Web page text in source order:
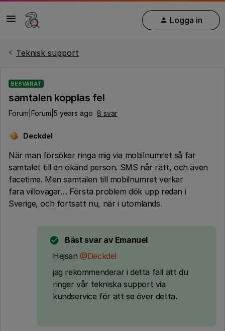
Logga in
Teknisk support
BESVARAT
samtalen kopplas fel
Forum|Forum|5 years ago 8 svar
D Deckdel
När man försöker ringa mig via mobilnumret så far
samtalet till en okänd person. SMS når rätt, och även
facetime. Men samtalen till mobilnumret verkar
fara villovägar… Första problem dök upp redan i
Sverige, och fortsatt nu, när i utomlands.
Bäst svar av Emanuel
Hejsan@Deckdel
jag rekommenderar i detta fall att du
ringer vår tekniska support via
kundservice för att se över detta.